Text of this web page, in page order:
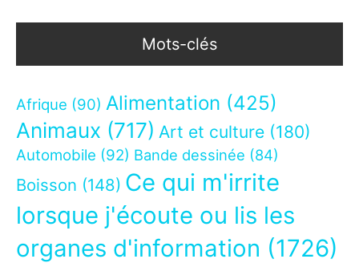
Mots-clés
Afrique (90) Alimentation (425)
Animaux (717) Art et culture (180)
Automobile (92) Bande dessinée (84)
Boisson (148) Ce qui m'irrite
lorsque j'écoute ou lis les
organes d'information (1726)